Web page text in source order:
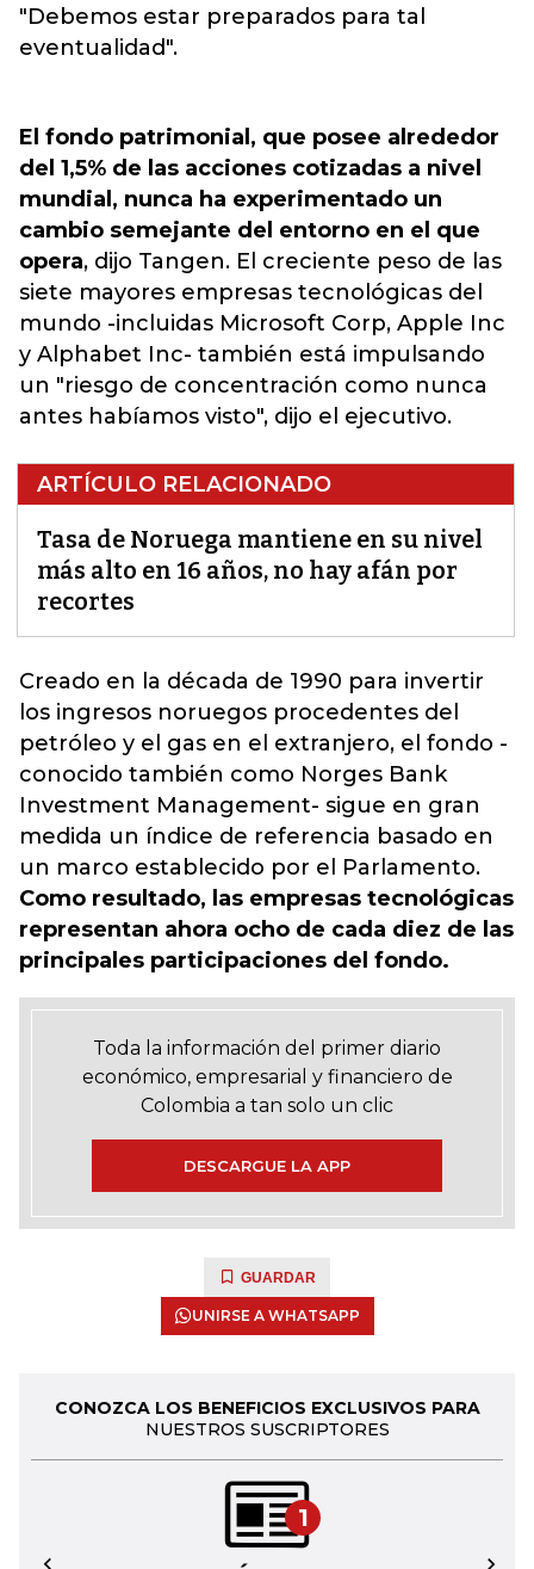
"Debemos estar preparados para tal
eventualidad".
El fondo patrimonial, que posee alrededor
del 1,5% de las acciones cotizadas a nivel
mundial, nunca ha experimentado un
cambio semejante del entorno en el que
opera, dijo Tangen. El creciente peso de las
siete mayores empresas tecnológicas del
mundo -incluidas Microsoft Corp, Apple Inc
y Alphabet Inc- también está impulsando
un "riesgo de concentración como nunca
antes habíamos visto", dijo el ejecutivo.
ARTÍCULO RELACIONADO
Tasa de Noruega mantiene en su nivel
más alto en 16 años, no hay afán por
recortes
Creado en la década de 1990 para invertir
los ingresos noruegos procedentes del
petróleo y el gas en el extranjero, el fondo -
conocido también como Norges Bank
Investment Management- sigue en gran
medida un índice de referencia basado en
un marco establecido por el Parlamento.
Como resultado, las empresas tecnológicas
representan ahora ocho de cada diez de las
principales participaciones del fondo.
Toda la información del primer diario
económico, empresarial y financiero de
Colombia a tan solo un clic
DESCARGUE LA APP
GUARDAR
UNIRSE A WHATSAPP
CONOZCA LOS BENEFICIOS EXCLUSIVOS PARA
NUESTROS SUSCRIPTORES
1